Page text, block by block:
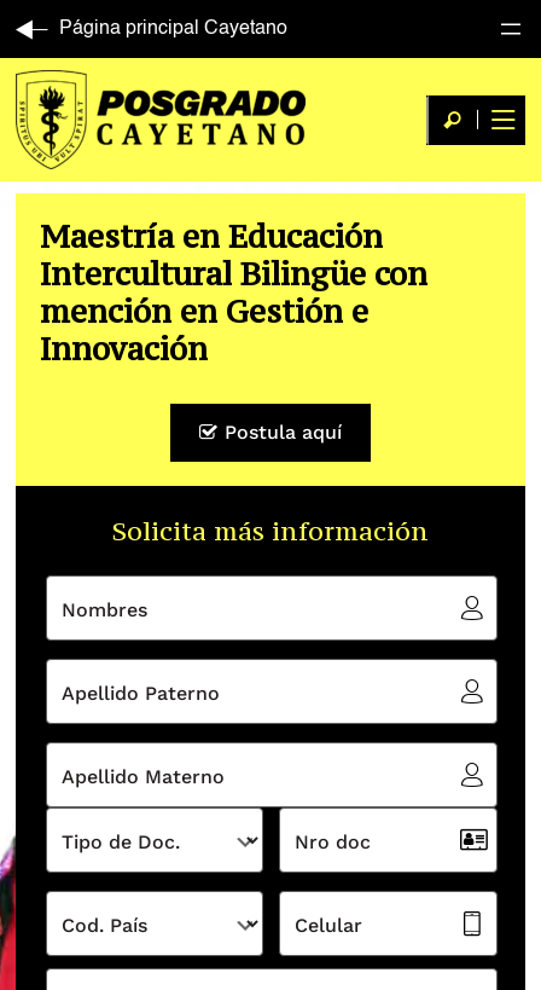
Página principal Cayetano
Maestría en Educación
Intercultural Bilingüe con
mención en Gestión e
Innovación
Postula aquí
Solicita más información
Nombres
Apellido Paterno
Apellido Materno
Tipo de Doc. Nro doc
Cod. País Celular